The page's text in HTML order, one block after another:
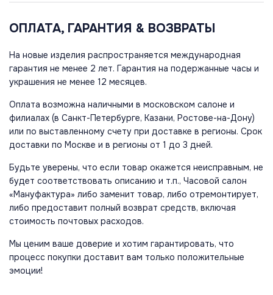
ОПЛАТА, ГАРАНТИЯ & ВОЗВРАТЫ
На новые изделия распространяется международная
гарантия не менее 2 лет. Гарантия на подержанные часы и
украшения не менее 12 месяцев.
Оплата возможна наличными в московском салоне и
филиалах (в Санкт-Петербурге, Казани, Ростове-на-Дону)
или по выставленному счету при доставке в регионы. Срок
доставки по Москве и в регионы от 1 до 3 дней.
Будьте уверены, что если товар окажется неисправным, не
будет соответствовать описанию и т.п., Часовой салон
«Мануфактура» либо заменит товар, либо отремонтирует,
либо предоставит полный возврат средств, включая
стоимость почтовых расходов.
Мы ценим ваше доверие и хотим гарантировать, что
процесс покупки доставит вам только положительные
эмоции!